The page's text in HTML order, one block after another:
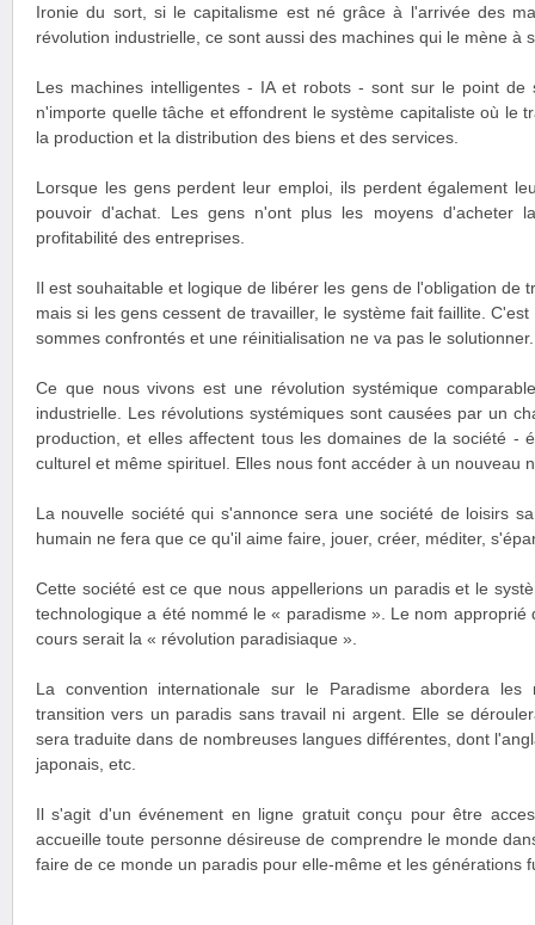
Ironie du sort, si le capitalisme est né grâce à l'arrivée des
révolution industrielle, ce sont aussi des machines qui le mène à
Les machines intelligentes - IA et robots - sont sur le point de
n'importe quelle tâche et effondrent le système capitaliste où le
la production et la distribution des biens et des services.
Lorsque les gens perdent leur emploi, ils perdent également
pouvoir d'achat. Les gens n'ont plus les moyens d'acheter
profitabilité des entreprises.
Il est souhaitable et logique de libérer les gens de l'obligation de
mais si les gens cessent de travailler, le système fait faillite.
sommes confrontés et une réinitialisation ne va pas le solutionner.
Ce que nous vivons est une révolution systémique
industrielle. Les révolutions systémiques sont causées par un
production, et elles affectent tous les domaines de la société -
culturel et même spirituel. Elles nous font accéder à un nouveau
La nouvelle société qui s'annonce sera une société de loisirs
humain ne fera que ce qu'il aime faire, jouer, créer, méditer,
Cette société est ce que nous appellerions un paradis et le
technologique a été nommé le « paradisme ». Le nom approprié
cours serait la « révolution paradisiaque ».
La convention internationale sur le Paradisme abordera les
transition vers un paradis sans travail ni argent. Elle se
sera traduite dans de nombreuses langues différentes, dont
japonais, etc.
Il s'agit d'un événement en ligne gratuit conçu pour être
accueille toute personne désireuse de comprendre le monde
faire de ce monde un paradis pour elle-même et les générations